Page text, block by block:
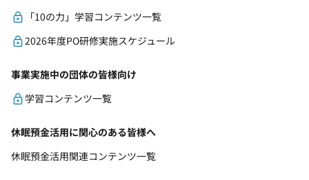
「10の力」学習コンテンツ一覧
2026年度PO研修実施スケジュール
事業実施中の団体の皆様向け
学習コンテンツ一覧
休眠預金活用に関心のある皆様へ
休眠預金活用関連コンテンツ一覧